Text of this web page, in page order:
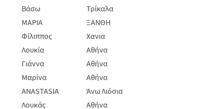
Βάσω
Τρίκαλα
ΜΑΡΙΑ
ΞΑΝΘΗ
Φίλιππος
Χανια
Λουκία
Αθήνα
Γιάννα
Αθήνα
Μαρίνα
Αθήνα
ANASTASIA
Άνω Λιόσια
Λουκάς
Αθήνα